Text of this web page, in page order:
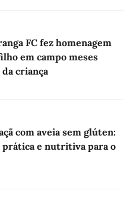
FC fez homenagem
em campo meses
criança
com aveia sem glúten:
e nutritiva para o